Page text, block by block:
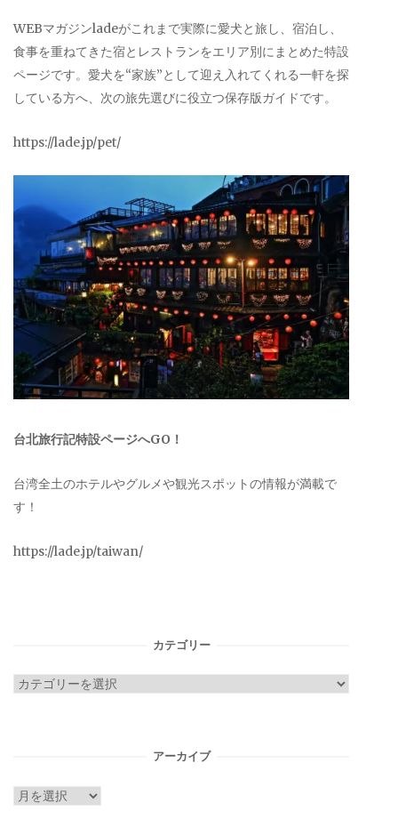
WEBマガジンladeがこれまで実際に愛犬と旅し、宿泊し、
食事を重ねてきた宿とレストランをエリア別にまとめた特設
ページです。愛犬を“家族”として迎え入れてくれる一軒を探
している方へ、次の旅先選びに役立つ保存版ガイドです。
https://lade.jp/pet/
台北旅行記特設ページへGO！
台湾全土のホテルやグルメや観光スポットの情報が満載で
す！
https://lade.jp/taiwan/
カテゴリー
カ
アーカイブ
ア